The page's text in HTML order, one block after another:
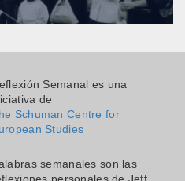
Semanal es una
de
Schuman Centre for
Studies
semanales son las